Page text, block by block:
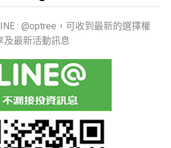
: @optree，可收到最新的選擇權
及最新活動訊息